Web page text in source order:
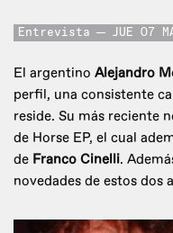
Entrevista JUE 07
El argentino Alejandro
perfil, una consistente
reside. Su más reciente
de Horse EP, el cual
de Franco Cinelli.
novedades de estos dos